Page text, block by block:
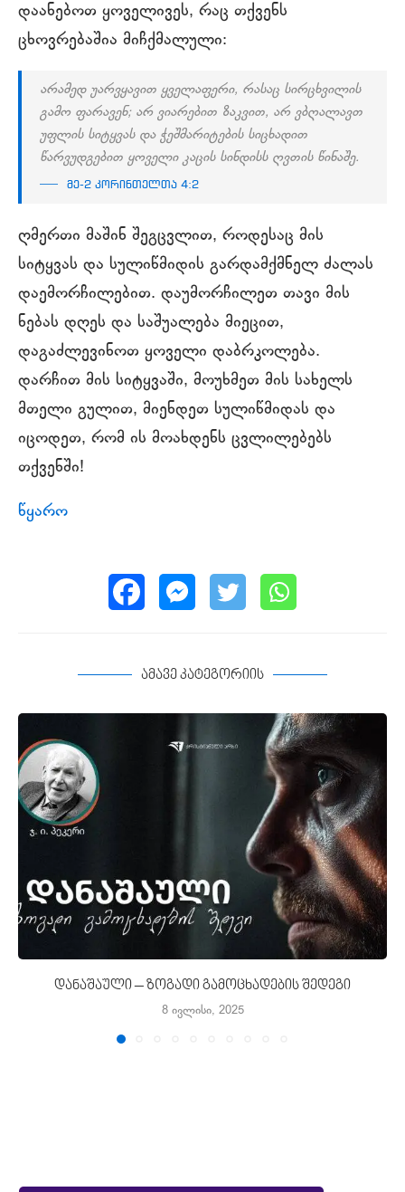
დაანებოთ ყოველივეს, რაც თქვენს
ცხოვრებაშია მიჩქმალული:
არამედ უარვყავით ყველაფერი, რასაც სირცხვილის
გამო ფარავენ; არ ვიარებით ზაკვით, არ ვბღალავთ
უფლის სიტყვას და ჭეშმარიტების სიცხადით
წარვუდგებით ყოველი კაცის სინდისს ღვთის წინაშე.
მე-2 კორინთელთა 4:2
ღმერთი მაშინ შეგცვლით, როდესაც მის
სიტყვას და სულიწმიდის გარდამქმნელ ძალას
დაემორჩილებით. დაუმორჩილეთ თავი მის
ნებას დღეს და საშუალება მიეცით,
დაგაძლევინოთ ყოველი დაბრკოლება.
დარჩით მის სიტყვაში, მოუხმეთ მის სახელს
მთელი გულით, მიენდეთ სულიწმიდას და
იცოდეთ, რომ ის მოახდენს ცვლილებებს
თქვენში!
წყარო
ამავე კატეგორიის
დანაშაული – ზოგადი გამოცხადების შედეგი
8 ივლისი, 2025